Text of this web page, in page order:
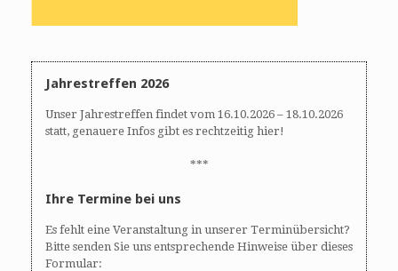
Jahrestreffen 2026
Unser Jahrestreffen findet vom 16.10.2026 – 18.10.2026
statt, genauere Infos gibt es rechtzeitig hier!
***
Ihre Termine bei uns
Es fehlt eine Veranstaltung in unserer Terminübersicht?
Bitte senden Sie uns entsprechende Hinweise über dieses
Formular: